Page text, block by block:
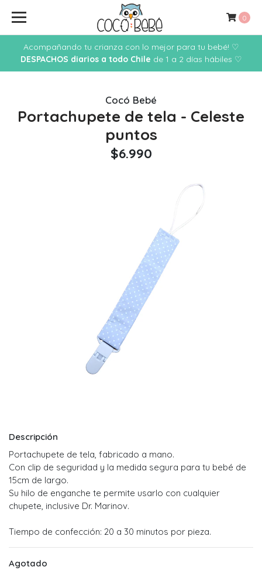
Acompañando tu crianza con lo mejor para tu bebé! ♡
DESPACHOS diarios a todo Chile de 1 a 2 días hábiles ♡
0
Cocó Bebé
Portachupete de tela - Celeste
puntos
$6.990
Descripción
Portachupete de tela, fabricado a mano.
Con clip de seguridad y la medida segura para tu bebé de
15cm de largo.
Su hilo de enganche te permite usarlo con cualquier
chupete, inclusive Dr. Marinov.
Tiempo de confección: 20 a 30 minutos por pieza.
Agotado